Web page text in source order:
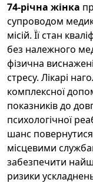
74-річна жінка
супроводом
місій. Її стан
без належного
фізична
стресу. Лікарі
комплексної
показників до
психологічної
шанс
місцевими
забезпечити
ризики